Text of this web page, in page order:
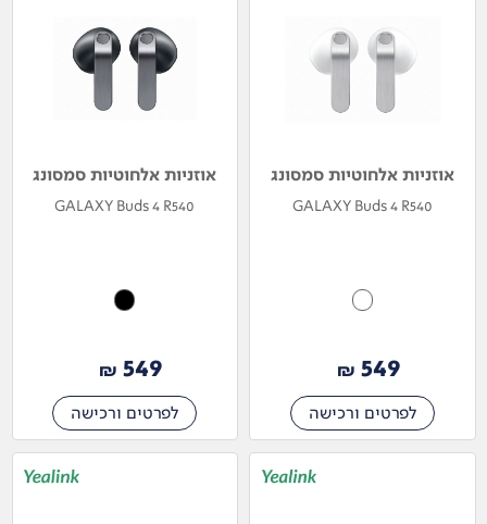
אוזניות אלחוטיות סמסונג
GALAXY Buds 4 R540
549
₪
לפרטים ורכישה
אוזניות אלחוטיות סמסונג
GALAXY Buds 4 R540
549
₪
לפרטים ורכישה